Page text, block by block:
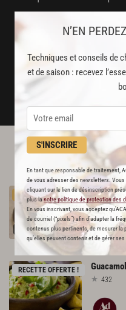
N’EN
Techniques et conseils de
et de saison : recevez
S'INSCRIRE
En tant que responsable de traitement,
de vous adresser des newsletters.
cliquant sur le lien de désinscription
plus lanotre politique de protection des
En vous inscrivant, vous acceptez
de courriel (“pixels”) afin d’adapter la
contenus plus pertinents, de mesurer
qu’elles peuvent contenir et de gérer
Stop pub
JE
PREMIUM
942
RECETTE OFFERTE !
432